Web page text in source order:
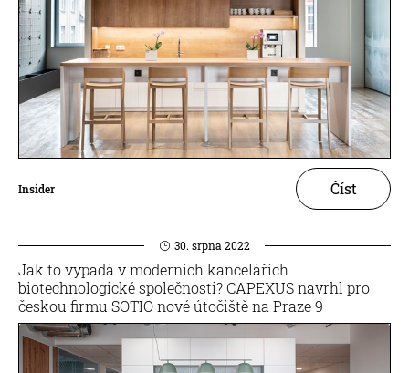
Insider Číst
30. srpna 2022
Jak to vypadá v moderních kancelářích
biotechnologické společnosti? CAPEXUS navrhl pro
českou firmu SOTIO nové útočiště na Praze 9